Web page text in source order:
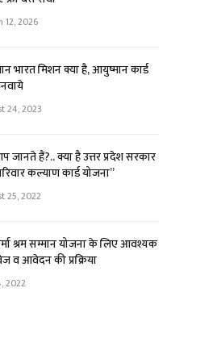
2026
भारत मिशन क्या है, आयुष्मान कार्ड
24, 2023
जानते हैं?.. क्या है उत्तर प्रदेश सरकार
कल्याण कार्ड योजना”
25, 2022
श्रम सम्मान योजना के लिए आवश्यक
व आवेदन की प्रक्रिया
2022